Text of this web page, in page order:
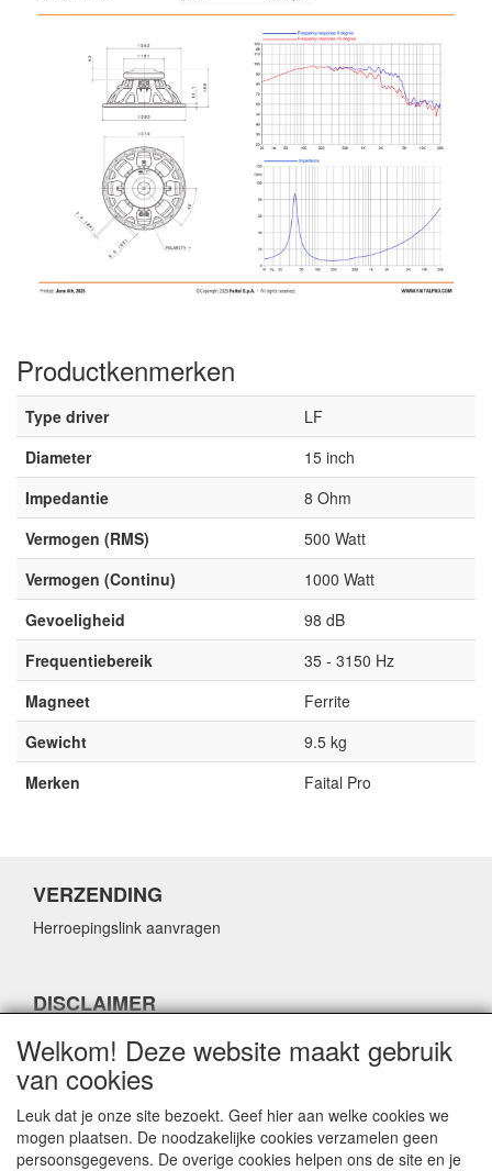
Productkenmerken
Type driver
LF
Diameter
15 inch
Impedantie
8 Ohm
Vermogen (RMS)
500 Watt
Vermogen (Continu)
1000 Watt
Gevoeligheid
98 dB
Frequentiebereik
35 - 3150 Hz
Magneet
Ferrite
Gewicht
9.5 kg
Merken
Faital Pro
VERZENDING
Herroepingslink aanvragen
DISCLAIMER
Welkom! Deze website maakt gebruik
van cookies
Leuk dat je onze site bezoekt. Geef hier aan welke cookies we
mogen plaatsen. De noodzakelijke cookies verzamelen geen
persoonsgegevens. De overige cookies helpen ons de site en je